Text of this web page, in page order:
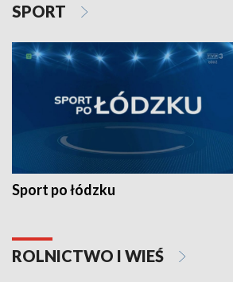
SPORT
Sport po łódzku
ROLNICTWO I WIEŚ